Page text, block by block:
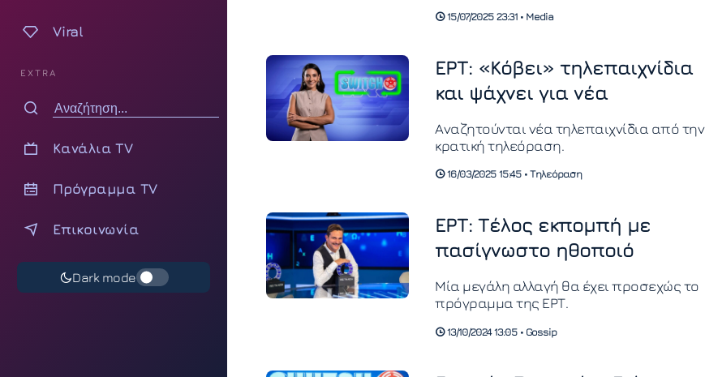
Viral
EXTRA
Κανάλια TV
Πρόγραμμα TV
Επικοινωνία
Dark mode
μικρή Στέρνα.
15/07/2025 23:31 • Media
ΕΡΤ: «Κόβει» τηλεπαιχνίδια
και ψάχνει για νέα
Αναζητούνται νέα τηλεπαιχνίδια από την
κρατική τηλεόραση.
16/03/2025 15:45 • Τηλεόραση
ΕΡΤ: Τέλος εκπομπή με
πασίγνωστο ηθοποιό
Μία μεγάλη αλλαγή θα έχει προσεχώς το
πρόγραμμα της ΕΡΤ.
13/10/2024 13:05 • Gossip